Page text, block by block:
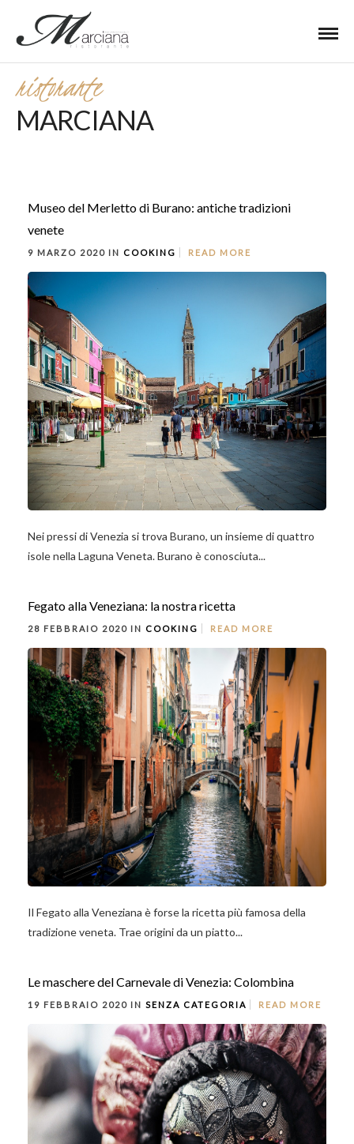
ristorante
MARCIANA
Museo del Merletto di Burano: antiche tradizioni
venete
9 MARZO 2020 IN COOKING READ MORE
Nei pressi di Venezia si trova Burano, un insieme di quattro
isole nella Laguna Veneta. Burano è conosciuta...
Fegato alla Veneziana: la nostra ricetta
28 FEBBRAIO 2020 IN COOKING READ MORE
Il Fegato alla Veneziana è forse la ricetta più famosa della
tradizione veneta. Trae origini da un piatto...
Le maschere del Carnevale di Venezia: Colombina
19 FEBBRAIO 2020 IN SENZA CATEGORIA READ MORE